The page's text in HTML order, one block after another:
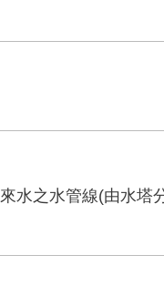
水之水管線(由水塔